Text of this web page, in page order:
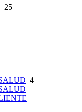
25
4